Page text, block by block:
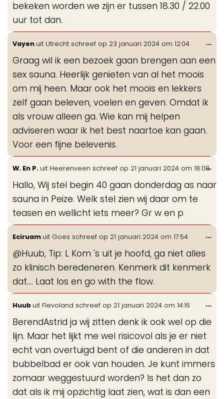
bekeken worden we zijn er tussen 18.30 / 22.00
uur tot dan.
Vayen uit Utrecht schreef op 23 januari 2024 om 12:04
Graag wil ik een bezoek gaan brengen aan een
sex sauna. Heerlijk genieten van al het moois
om mij heen. Maar ook het moois en lekkers
zelf gaan beleven, voelen en geven. Omdat ik
als vrouw alleen ga. Wie kan mij helpen
adviseren waar ik het best naartoe kan gaan.
Voor een fijne belevenis.
...
W. En P. uit Heerenveen schreef op 21 januari 2024 om 18:08
Hallo, Wij stel begin 40 gaan donderdag as naar
sauna in Peize. Welk stel zien wij daar om te
teasen en wellicht iets meer? Gr w en p
...
Eciruam uit Goes schreef op 21 januari 2024 om 17:54
@Huub, Tip: L Kom 's uit je hoofd, ga niet alles
zo klinisch beredeneren. Kenmerk dit kenmerk
dat.... Laat los en go with the flow.
...
Huub uit Flevoland schreef op 21 januari 2024 om 14:16
BerendAstrid ja wij zitten denk ik ook wel op die
lijn. Maar het lijkt me wel risicovol als je er niet
echt van overtuigd bent of die anderen in dat
bubbelbad er ook van houden. Je kunt immers
zomaar weggestuurd worden? Is het dan zo
dat als ik mij opzichtig laat zien, wat is dan een
...